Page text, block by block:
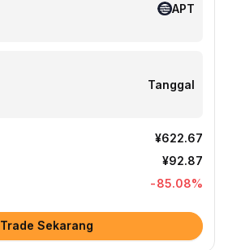
APT
Tanggal
¥622.67
¥92.87
-85.08%
Trade Sekarang